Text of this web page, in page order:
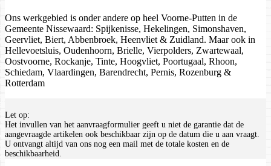
Ons werkgebied is onder andere op heel Voorne-Putten in de
Gemeente Nissewaard: Spijkenisse, Hekelingen, Simonshaven,
Geervliet, Biert, Abbenbroek, Heenvliet & Zuidland. Maar ook in
Hellevoetsluis, Oudenhoorn, Brielle, Vierpolders, Zwartewaal,
Oostvoorne, Rockanje, Tinte, Hoogvliet, Poortugaal, Rhoon,
Schiedam, Vlaardingen, Barendrecht, Pernis, Rozenburg &
Rotterdam
Let op:
Het invullen van het aanvraagformulier geeft u niet de garantie dat de
aangevraagde artikelen ook beschikbaar zijn op de datum die u aan vraagt.
U ontvangt altijd van ons nog een mail met de totale kosten en de
beschikbaarheid.